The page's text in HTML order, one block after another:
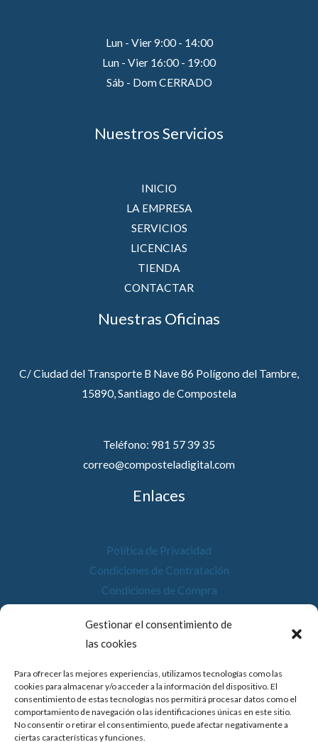
Gestionar el consentimiento de
las cookies
Para ofrecer las mejores experiencias, utilizamos tecnologías como las
cookies para almacenar y/o acceder a la información del dispositivo. El
consentimiento de estas tecnologías nos permitirá procesar datos como el
comportamiento de navegación o las identificaciones únicas en este sitio.
No consentir o retirar el consentimiento, puede afectar negativamente a
ciertas características y funciones.
Lun - Vier 9:00 - 14:00
Lun - Vier 16:00 - 19:00
Sáb - Dom CERRADO
Nuestros Servicios
INICIO
LA EMPRESA
SERVICIOS
LICENCIAS
TIENDA
CONTACTAR
Nuestras Oficinas
C/ Ciudad del Transporte B Nave 86 Polígono del Tambre,
15890, Santiago de Compostela
Teléfono: 981 57 39 35
correo@composteladigital.com
Enlaces
Política de Privacidad
Condiciones de Contratación
Condiciones de Compra
Política de Cookies
Accesibilidad
© 2026 Compostela Digital